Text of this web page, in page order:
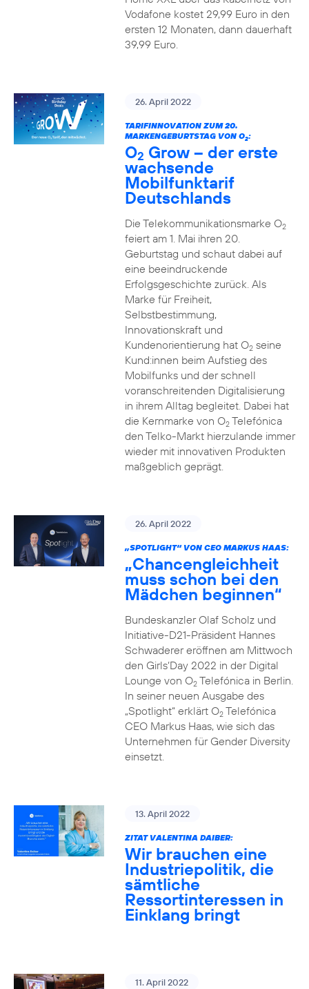
Vodafone kostet 29,99 Euro in den
ersten 12 Monaten, dann dauerhaft
39,99 Euro.
26. April 2022
TARIFINNOVATION ZUM 20.
MARKENGEBURTSTAG VON O2:
O2 Grow – der erste
wachsende
Mobilfunktarif
Deutschlands
Die Telekommunikationsmarke O2
feiert am 1. Mai ihren 20.
Geburtstag und schaut dabei auf
eine beeindruckende
Erfolgsgeschichte zurück. Als
Marke für Freiheit,
Selbstbestimmung,
Innovationskraft und
Kundenorientierung hat O2seine
Kund:innen beim Aufstieg des
Mobilfunks und der schnell
voranschreitenden Digitalisierung
in ihrem Alltag begleitet. Dabei hat
die Kernmarke von O2Telefónica
den Telko-Markt hierzulande immer
wieder mit innovativen Produkten
maßgeblich geprägt.
26. April 2022
„SPOTLIGHT“ VON CEO MARKUS HAAS:
„Chancengleichheit
muss schon bei den
Mädchen beginnen“
Bundeskanzler Olaf Scholz und
Initiative-D21-Präsident Hannes
Schwaderer eröffnen am Mittwoch
den Girls‘Day 2022 in der Digital
Lounge von O2Telefónica in Berlin.
In seiner neuen Ausgabe des
„Spotlight“ erklärt O2Telefónica
CEO Markus Haas, wie sich das
Unternehmen für Gender Diversity
einsetzt.
13. April 2022
ZITAT VALENTINA DAIBER:
Wir brauchen eine
Industriepolitik, die
sämtliche
Ressortinteressen in
Einklang bringt
11. April 2022